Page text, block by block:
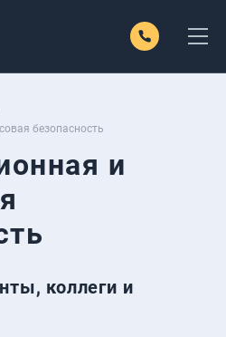
безопасность
и
коллеги и